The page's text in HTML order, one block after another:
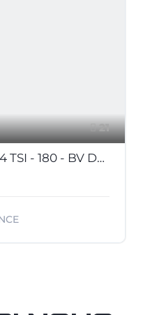
21
VOLKSWAGEN POLO 1.4 TSI - 180 - BV DSG V 6R GTI PHASE 1